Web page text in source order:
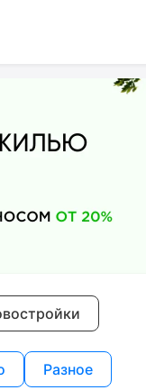
Разное